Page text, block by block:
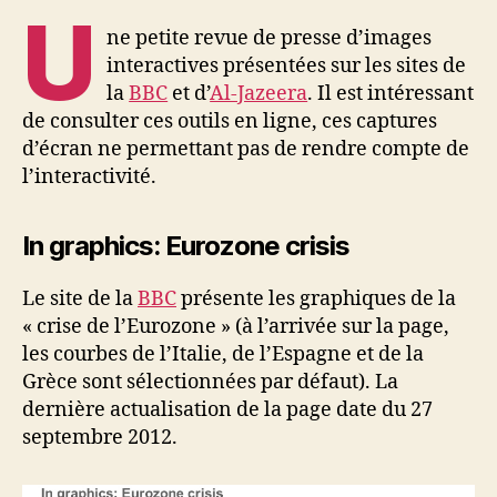
U
ne petite revue de presse d’images
interactives présentées sur les sites de
laBBC et d’Al-Jazeera. Il est intéressant
de consulter ces outils en ligne, ces captures
d’écran ne permettant pas de rendre compte de
l’interactivité.
In graphics: Eurozone crisis
Le site de laBBCprésente les graphiques de la
« crise de l’Eurozone » (à l’arrivée sur la page,
les courbes de l’Italie, de l’Espagne et de la
Grèce sont sélectionnées par défaut). La
dernière actualisation de la page date du 27
septembre 2012.